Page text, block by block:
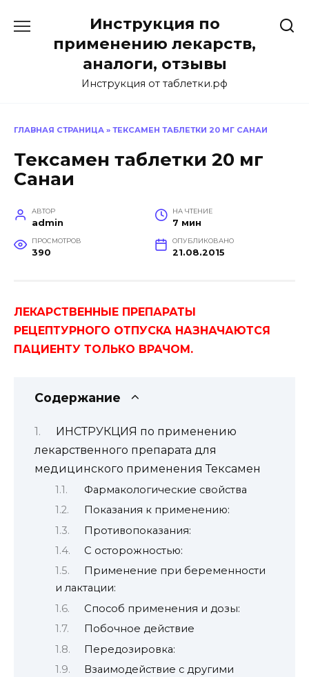
содержанию
Инструкция по
применению лекарств,
аналоги, отзывы
Инструкция от таблетки.рф
ГЛАВНАЯ СТРАНИЦА » ТЕКСАМЕН ТАБЛЕТКИ 20 МГ САНАИ
Тексамен таблетки 20 мг
Санаи
АВТОР
admin
НА ЧТЕНИЕ
7 мин
ПРОСМОТРОВ
390
ОПУБЛИКОВАНО
21.08.2015
ЛЕКАРСТВЕННЫЕ ПРЕПАРАТЫ
РЕЦЕПТУРНОГО ОТПУСКА НАЗНАЧАЮТСЯ
ПАЦИЕНТУ ТОЛЬКО ВРАЧОМ.
Содержание
ИНСТРУКЦИЯ по применению
лекарственного препарата для
медицинского применения Тексамен
Фармакологические свойства
Показания к применению:
Противопоказания:
С осторожностью:
Применение при беременности
и лактации:
Способ применения и дозы:
Побочное действие
Передозировка:
Взаимодействие с другими